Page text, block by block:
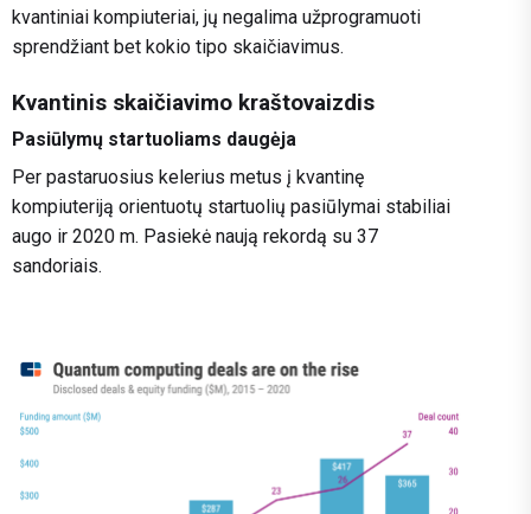
kvantiniai kompiuteriai, jų negalima užprogramuoti
sprendžiant bet kokio tipo skaičiavimus.
Kvantinis skaičiavimo kraštovaizdis
Pasiūlymų startuoliams daugėja
Per pastaruosius kelerius metus į kvantinę
kompiuteriją orientuotų startuolių pasiūlymai stabiliai
augo ir 2020 m. Pasiekė naują rekordą su 37
sandoriais.